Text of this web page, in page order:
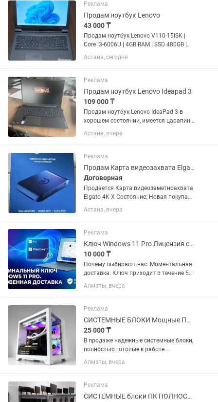
Реклама
Продам ноутбук Lenovo
43 000 ₸
Продам ноутбук Lenovo V110-15ISK |
Core i3-6006U | 4GB RAM | SSD 480GB |
15.6" HD | в хорошем рабочем
состоянии. Характеристики: • Модель:
HD • Процессор:...
Астана, сегодня
Реклама
Продам ноутбук Lenovo Ideapad 3
109 000 ₸
Продам ноутбук Lenovo IdeaPad 3 в
хорошем состоянии, имеется царапина
на внешнем корпусе (последнее фото),
состояние батареи хорошее (заряд
AMD Ryzen 3 5300U...
Астана, вчера
Реклама
Продам Карта видеозахвата Elgato 4K X
Договорная
Продается Карта видеозаметноахвата
Elgato 4K X Состояние: Новая покупали
27.07.2026 года. Elgato 4K X — Внешняя
карта захвата нового поколения Elgato
устройство для...
Астана, вчера
Реклама
Ключ Windows 11 Pro Лицензия с гарантией (Бессрочно)
10 000 ₸
Почему выбирают нас: Моментальная
доставка: Ключ приходит в течение 5
минут после оплаты. Пожизненная
гарантия: Лицензия не «слетит» через
языки мира: Включая...
Алматы, вчера
Реклама
СИСТЕМНЫЕ БЛОКИ Мощные ПК для работы и ИГР
25 000 ₸
В продаже надежные системные блоки,
полностью готовые к работе.
Идеально подходят для дома, офиса,
учебы, бизнеса, дизайна и игр.
Процессор: Intel Core i5 / i7 или...
Алматы, вчера
Реклама
СИСТЕМНЫЕ блоки ПК ПОЛНОСТЬЮ обслужены ГОТОВЫ к работе и играм